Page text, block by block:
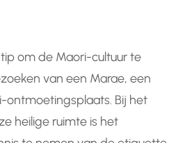
om de Maori-cultuur te
van een Marae, een
ontmoetingsplaats. Bij het
heilige ruimte is het